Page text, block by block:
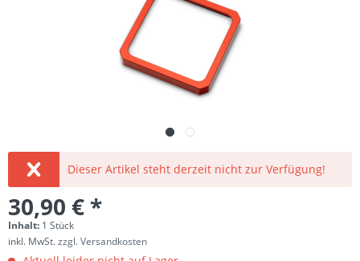
Dieser Artikel steht derzeit nicht zur Verfügung!
30,90 € *
Inhalt: 1 Stück
inkl. MwSt.zzgl. Versandkosten